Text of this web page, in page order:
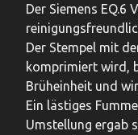
Der Siemens
Der Stempel mit
komprimiert wird,
Brüheinheit und
Ein lästiges
Umstellung ergab